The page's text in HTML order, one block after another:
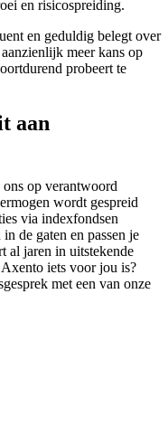
en risicospreiding.
en geduldig belegt over
meer kans op
probeert te
aan
op verantwoord
wordt gespreid
via indexfondsen
de gaten en passen je
al jaren in uitstekende
iets voor jou is?
met een van onze